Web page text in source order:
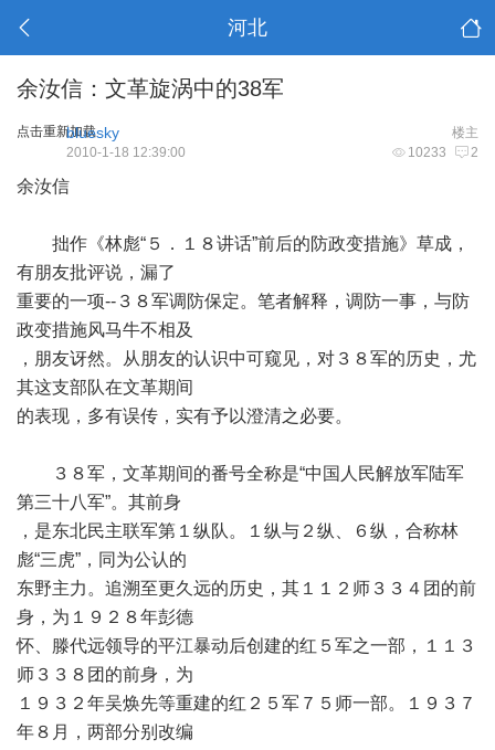
河北
余汝信：文革旋涡中的38军
点击重新加载 楼主
bluesky
10233 2
2010-1-18 12:39:00
余汝信
拙作《林彪“５．１８讲话”前后的防政变措施》草成，
有朋友批评说，漏了
重要的一项--３８军调防保定。笔者解释，调防一事，与防
政变措施风马牛不相及
，朋友讶然。从朋友的认识中可窥见，对３８军的历史，尤
其这支部队在文革期间
的表现，多有误传，实有予以澄清之必要。
３８军，文革期间的番号全称是“中国人民解放军陆军
第三十八军”。其前身
，是东北民主联军第１纵队。１纵与２纵、６纵，合称林
彪“三虎”，同为公认的
东野主力。追溯至更久远的历史，其１１２师３３４团的前
身，为１９２８年彭德
怀、滕代远领导的平江暴动后创建的红５军之一部，１１３
师３３８团的前身，为
１９３２年吴焕先等重建的红２５军７５师一部。１９３７
年８月，两部分别改编